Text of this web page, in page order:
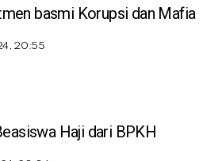
basmi Korupsi dan Mafia
20:55
Haji dari BPKH